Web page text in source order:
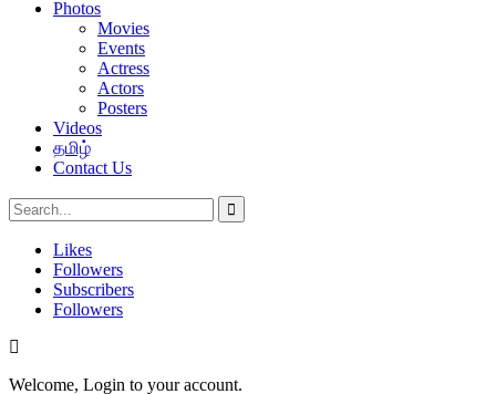
Photos
Movies
Events
Actress
Actors
Posters
Videos
தமிழ்
Contact Us
Likes
Followers
Subscribers
Followers
Welcome, Login to your account.